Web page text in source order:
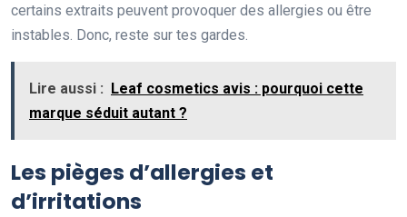
certains extraits peuvent provoquer des allergies ou être
instables. Donc, reste sur tes gardes.
Lire aussi : Leaf cosmetics avis : pourquoi cette
marque séduit autant ?
Les pièges d’allergies et
d’irritations